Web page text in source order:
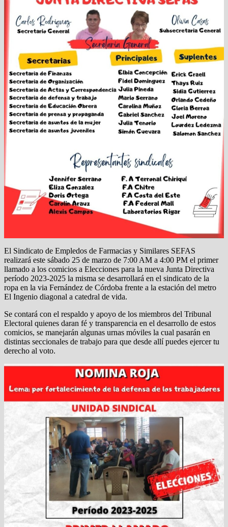
El Sindicato de Empledos de Farmacias y Similares SEFAS
realizará este sábado 25 de marzo de 7:00 AM a 4:00 PM el primer
llamado a los comicios a Elecciones para la nueva Junta Directiva
período 2023-2025 la misma se desarrollará en el sindicato de la
ropa en la via Fernández de Córdoba frente a la estación del metro
El Ingenio diagonal a catedral de vida.
Se contará con el respaldo y apoyo de los miembros del Tribunal
Electoral quienes daran fé y transparencia en el desarrollo de estos
comicios, se manejarán algunas urnas móviles la cual pasarán en
distintas seccionales de trabajo para que desde allí puedes ejercer tu
derecho al voto.